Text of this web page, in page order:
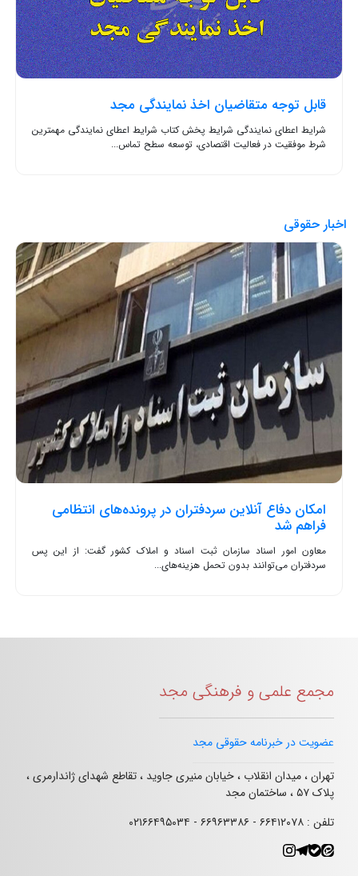
قابل توجه متقاضیان اخذ نمایندگی مجد
شرایط اعطای نمایندگی شرایط پخش کتاب شرایط اعطای نمایندگی مهمترین
شرط موفقیت در فعالیت اقتصادی، توسعه سطح تماس...
اخبار حقوقی
امکان دفاع آنلاین سردفتران در پرونده‌های انتظامی
فراهم شد
معاون امور اسناد سازمان ثبت اسناد و املاک کشور گفت: از این پس
سردفتران می‌توانند بدون تحمل هزینه‌های...
مجمع علمی و فرهنگی مجد
عضویت در خبرنامه حقوقی مجد
تهران ، میدان انقلاب ، خیابان منیری جاوید ، تقاطع شهدای ژاندارمری ،
پلاک ۵۷ ، ساختمان مجد
تلفن : ۶۶۴۱۲۰۷۸ - ۶۶۹۶۳۳۸۶ - ۰۲۱۶۶۴۹۵۰۳۴